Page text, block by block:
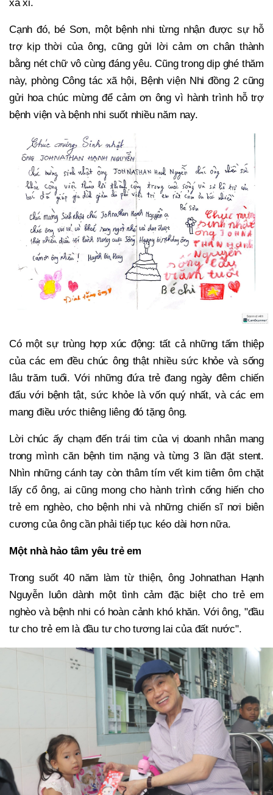
xa xỉ.
Cạnh đó, bé Sơn, một bệnh nhi từng nhận được sự hỗ
trợ kịp thời của ông, cũng gửi lời cảm ơn chân thành
bằng nét chữ vô cùng đáng yêu. Cũng trong dịp ghé thăm
này, phòng Công tác xã hội, Bệnh viện Nhi đồng 2 cũng
gửi hoa chúc mừng để cảm ơn ông vì hành trình hỗ trợ
bệnh viện và bệnh nhi suốt nhiều năm nay.
Có một sự trùng hợp xúc động: tất cả những tấm thiệp
của các em đều chúc ông thật nhiều sức khỏe và sống
lâu trăm tuổi. Với những đứa trẻ đang ngày đêm chiến
đấu với bệnh tật, sức khỏe là vốn quý nhất, và các em
mang điều ước thiêng liêng đó tặng ông.
Lời chúc ấy chạm đến trái tim của vị doanh nhân mang
trong mình căn bệnh tim nặng và từng 3 lần đặt stent.
Nhìn những cánh tay còn thâm tím vết kim tiêm ôm chặt
lấy cổ ông, ai cũng mong cho hành trình cống hiến cho
trẻ em nghèo, cho bệnh nhi và những chiến sĩ nơi biên
cương của ông cần phải tiếp tục kéo dài hơn nữa.
Một nhà hảo tâm yêu trẻ em
Trong suốt 40 năm làm từ thiện, ông Johnathan Hạnh
Nguyễn luôn dành một tình cảm đặc biệt cho trẻ em
nghèo và bệnh nhi có hoàn cảnh khó khăn. Với ông, "đầu
tư cho trẻ em là đầu tư cho tương lai của đất nước".